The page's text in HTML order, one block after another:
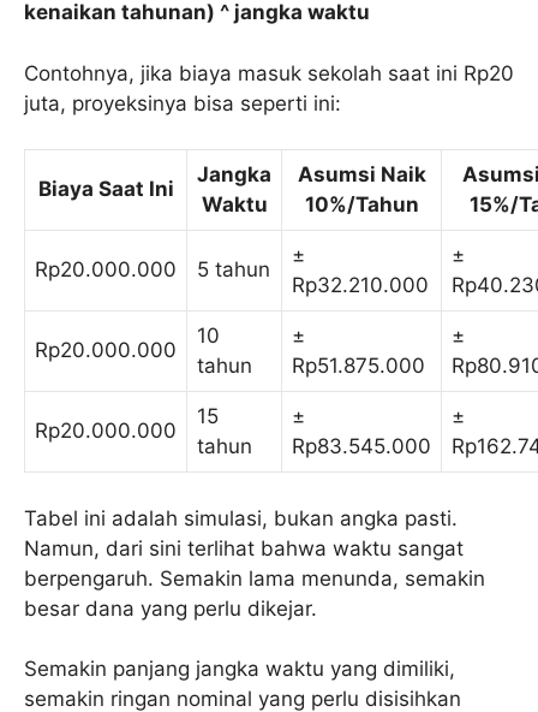
kenaikan tahunan) ^ jangka waktu
Contohnya, jika biaya masuk sekolah saat ini Rp20
juta, proyeksinya bisa seperti ini:
Biaya Saat Ini
Jangka
Waktu
Asumsi Naik
10%/Tahun
15%/
Rp20.000.000 5 tahun
±
Rp32.210.000
±
Rp20.000.000
10
tahun
±
Rp51.875.000
±
Rp20.000.000
15
tahun
±
Rp83.545.000
±
Tabel ini adalah simulasi, bukan angka pasti.
Namun, dari sini terlihat bahwa waktu sangat
berpengaruh. Semakin lama menunda, semakin
besar dana yang perlu dikejar.
Semakin panjang jangka waktu yang dimiliki,
semakin ringan nominal yang perlu disisihkan